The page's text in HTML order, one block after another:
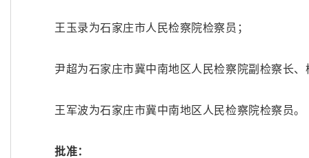
王玉录为石家庄市人民检察院检察员；
尹超为石家庄市冀中南地区人民检察院副检察长、
王军波为石家庄市冀中南地区人民检察院检察员。
批准：